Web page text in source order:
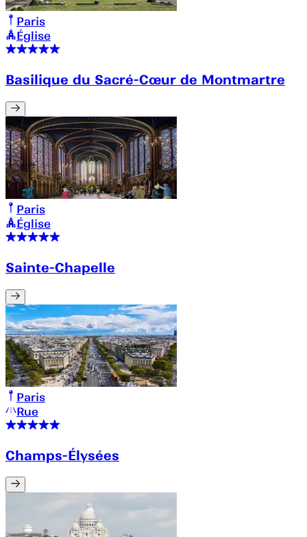
Paris
Église
Basilique du Sacré-Cœur de Montmartre
Paris
Église
Sainte-Chapelle
Paris
Rue
Champs-Élysées